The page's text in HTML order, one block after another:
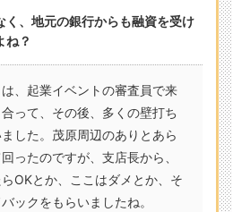
く、地元の銀行からも融資を受け
ね？
、起業イベントの審査員で来
って、その後、多くの壁打ち
した。茂原周辺のありとあら
ったのですが、支店長から、
OKとか、ここはダメとか、そ
ックをもらいましたね。